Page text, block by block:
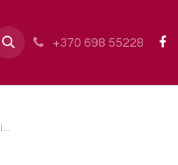
+370 698 55228